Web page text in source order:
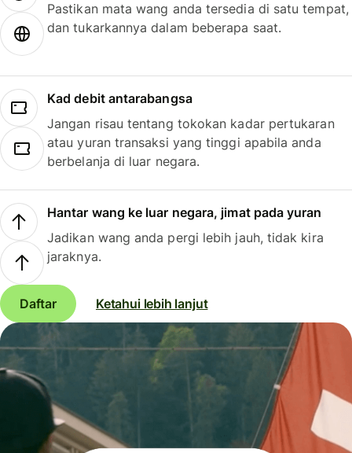
Pastikan mata wang anda tersedia di satu tempat,
dan tukarkannya dalam beberapa saat.
Kad debit antarabangsa
Jangan risau tentang tokokan kadar pertukaran
atau yuran transaksi yang tinggi apabila anda
berbelanja di luar negara.
Hantar wang ke luar negara, jimat pada yuran
Jadikan wang anda pergi lebih jauh, tidak kira
jaraknya.
Daftar Ketahui lebih lanjut